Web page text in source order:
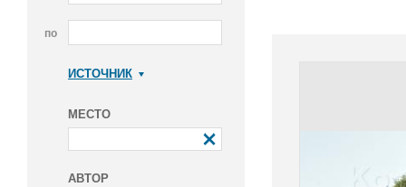
по
ИСТОЧНИК
МЕСТО
АВТОР